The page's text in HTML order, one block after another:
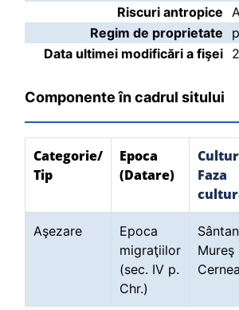
Riscuri antropice
Regim de proprietate
Data ultimei modificări a fişei
Componente în cadrul sitului
Categorie/
Tip
Epoca
(Datare)
Faza
Aşezare
Epoca
migraţiilor
(sec. IV p.
Chr.)
Mureş